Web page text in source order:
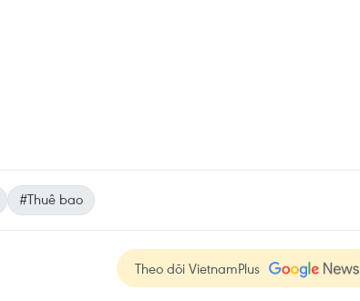
#Thuê bao
Theo dõi VietnamPlus